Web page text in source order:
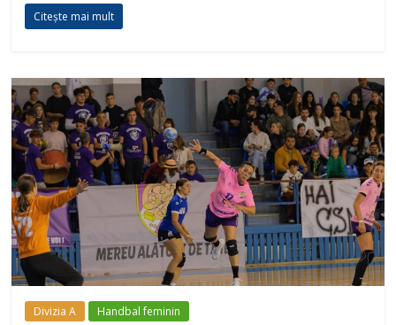
Citește mai mult
Divizia A Handbal feminin